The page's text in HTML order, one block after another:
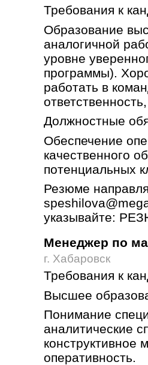
Требования к
Образование
аналогичной
уровне
программы).
работать в
Должностные
Обеспечение
качественного
потенциальных
Резюме
указывайте:
Менеджер по
г. Хабаровск
Требования к
Высшее
Понимание
аналитические
конструктивное
оперативность.